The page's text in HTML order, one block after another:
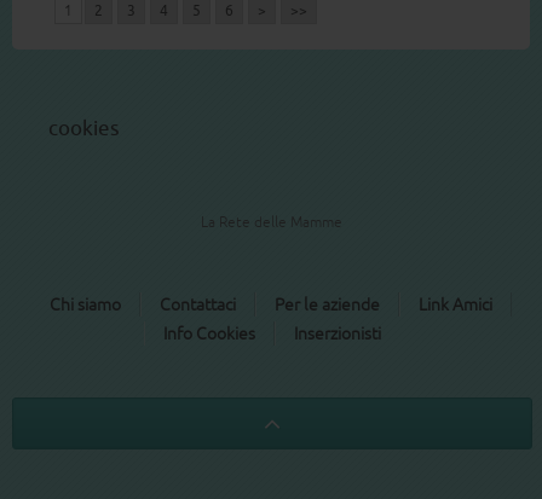
1 2 3 4 5 6 > >>
cookies
La Rete delle Mamme
Chi siamo Contattaci Per le aziende
Link Amici
Info Cookies
Inserzionisti